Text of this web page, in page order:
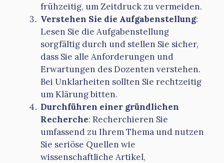
frühzeitig, um Zeitdruck zu vermeiden.
Verstehen Sie die Aufgabenstellung:
Lesen Sie die Aufgabenstellung
sorgfältig durch und stellen Sie sicher,
dass Sie alle Anforderungen und
Erwartungen des Dozenten verstehen.
Bei Unklarheiten sollten Sie rechtzeitig
um Klärung bitten.
Durchführen einer gründlichen
Recherche: Recherchieren Sie
umfassend zu Ihrem Thema und nutzen
Sie seriöse Quellen wie
wissenschaftliche Artikel,